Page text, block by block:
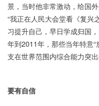
景，当时他非常激动，给国
“我正在人民大会堂看《复兴
习提升自己，早日学成归国
年到2011年，那些当年特意
支在世界范围内综合能力突出
与量子“
要有自信